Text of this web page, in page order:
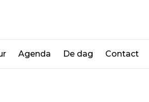
Agenda De dag Contact